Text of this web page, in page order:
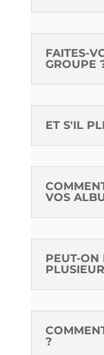
FAITES-
GROUPE
ET S'IL
VOS
PEUT-ON
?